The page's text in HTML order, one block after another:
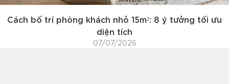
Cách bố trí phòng khách nhỏ 15m²: 8 ý tưởng tối ưu
diện tích
07/07/2026